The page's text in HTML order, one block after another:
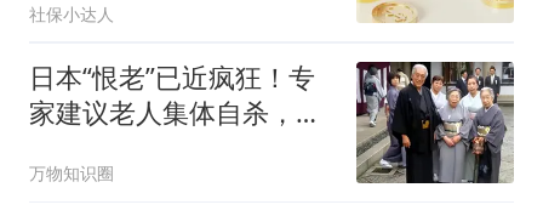
社保小达人
日本“恨老”已近疯狂！专
家建议老人集体自杀，日
万物知识圈